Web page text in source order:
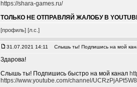
https://shara-games.ru/
ТОЛЬКО НЕ ОТПРАВЛЯЙ ЖАЛОБУ В
[профиль] [л.с.]
31.07.2021 14:11 Слышь ты! Подпишись на мой
Здарова!
Слышь ты! Подпишись быстро на мой канал
https://www.youtube.com/channel/